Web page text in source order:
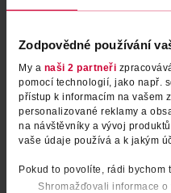
Zodpovědné používání
My a naši 2 partneři
pomocí technologií, jako např.
přístup k informacím na vašem
personalizované reklamy a
na návštěvníky a vývoj
vaše údaje používá a k jakým
Pokud to povolíte, rádi bychom
Shromažďovali informace